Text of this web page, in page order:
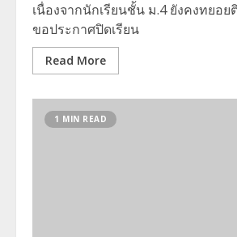
เนื่องจากนักเรียนชั้น ม.4 ยังคงทยอย
ขอประกาศปิดเรียน
Read More
1 MIN READ